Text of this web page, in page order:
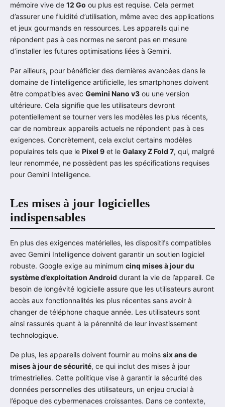
mémoire vive de 12 Go ou plus est requise. Cela permet
d’assurer une fluidité d’utilisation, même avec des applications
et jeux gourmands en ressources. Les appareils qui ne
répondent pas à ces normes ne seront pas en mesure
d’installer les futures optimisations liées à Gemini.
Par ailleurs, pour bénéficier des dernières avancées dans le
domaine de l’intelligence artificielle, les smartphones doivent
être compatibles avec Gemini Nano v3 ou une version
ultérieure. Cela signifie que les utilisateurs devront
potentiellement se tourner vers les modèles les plus récents,
car de nombreux appareils actuels ne répondent pas à ces
exigences. Concrètement, cela exclut certains modèles
populaires tels que le Pixel 9 et le Galaxy Z Fold 7, qui, malgré
leur renommée, ne possèdent pas les spécifications requises
pour Gemini Intelligence.
Les mises à jour logicielles
indispensables
En plus des exigences matérielles, les dispositifs compatibles
avec Gemini Intelligence doivent garantir un soutien logiciel
robuste. Google exige au minimum cinq mises à jour du
système d’exploitation Android durant la vie de l’appareil. Ce
besoin de longévité logicielle assure que les utilisateurs auront
accès aux fonctionnalités les plus récentes sans avoir à
changer de téléphone chaque année. Les utilisateurs sont
ainsi rassurés quant à la pérennité de leur investissement
technologique.
De plus, les appareils doivent fournir au moins six ans de
mises à jour de sécurité, ce qui inclut des mises à jour
trimestrielles. Cette politique vise à garantir la sécurité des
données personnelles des utilisateurs, un enjeu crucial à
l’époque des cybermenaces croissantes. Dans ce contexte,